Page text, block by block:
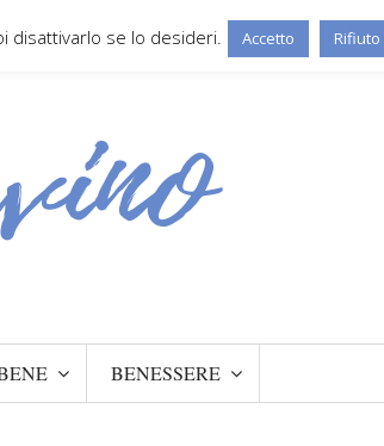
BENESSERE
disattivarlo se lo desideri. Accetto Rifiuto